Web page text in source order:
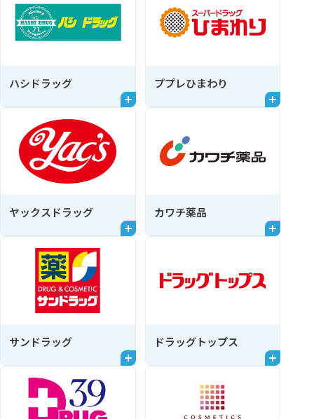
ハシドラッグ ププレひまわり
ヤックスドラッグ カワチ薬品
サンドラッグ ドラッグトップス